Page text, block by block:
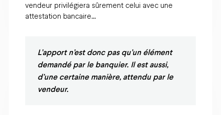
vendeur privilégiera sûrement celui avec une
attestation bancaire…
L’apport n’est donc pas qu’un élément
demandé par le banquier. Il est aussi,
d’une certaine manière, attendu par le
vendeur.